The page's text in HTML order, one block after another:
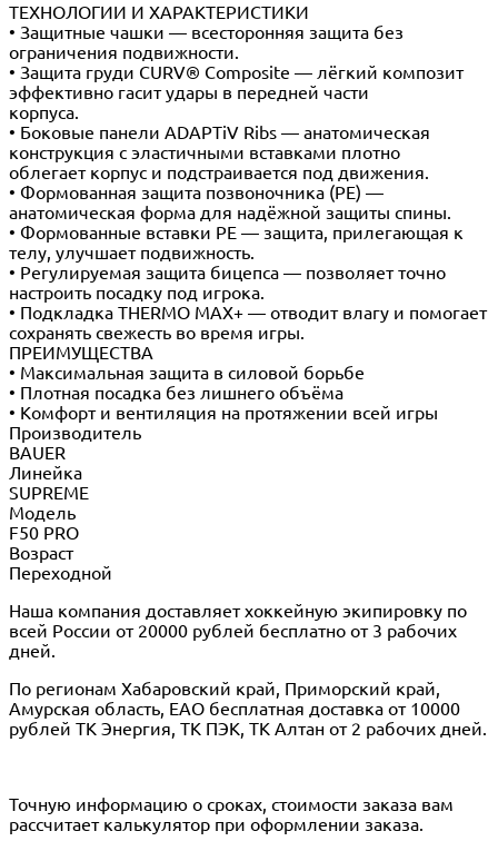
ТЕХНОЛОГИИ И ХАРАКТЕРИСТИКИ
• Защитные чашки — всесторонняя защита без
ограничения подвижности.
• Защита груди CURV® Composite — лёгкий композит
эффективно гасит удары в передней части
корпуса.
• Боковые панели ADAPTiV Ribs — анатомическая
конструкция с эластичными вставками плотно
облегает корпус и подстраивается под движения.
• Формованная защита позвоночника (PE) —
анатомическая форма для надёжной защиты спины.
• Формованные вставки PE — защита, прилегающая к
телу, улучшает подвижность.
• Регулируемая защита бицепса — позволяет точно
настроить посадку под игрока.
• Подкладка THERMO MAX+ — отводит влагу и помогает
сохранять свежесть во время игры.
ПРЕИМУЩЕСТВА
• Максимальная защита в силовой борьбе
• Плотная посадка без лишнего объёма
• Комфорт и вентиляция на протяжении всей игры
Производитель
BAUER
Линейка
SUPREME
Модель
F50 PRO
Возраст
Переходной
Наша компания доставляет хоккейную экипировку по
всей России от 20000 рублей бесплатно от 3 рабочих
дней.
По регионам Хабаровский край, Приморский край,
Амурская область, ЕАО бесплатная доставка от 10000
рублей ТК Энергия, ТК ПЭК, ТК Алтан от 2 рабочих дней.
Точную информацию о сроках, стоимости заказа вам
рассчитает калькулятор при оформлении заказа.